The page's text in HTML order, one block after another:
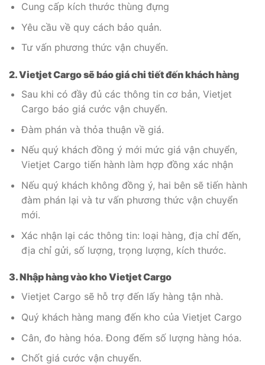
Cung cấp kích thước thùng đựng
Yêu cầu về quy cách bảo quản.
Tư vấn phương thức vận chuyển.
2. Vietjet Cargo sẽ báo giá chi tiết đến khách hàng
Sau khi có đầy đủ các thông tin cơ bản, Vietjet
Cargo báo giá cước vận chuyển.
Đàm phán và thỏa thuận về giá.
Nếu quý khách đồng ý mới mức giá vận chuyển,
Vietjet Cargo tiến hành làm hợp đồng xác nhận
Nếu quý khách không đồng ý, hai bên sẽ tiến hành
đàm phán lại và tư vấn phương thức vận chuyển
mới.
Xác nhận lại các thông tin: loại hàng, địa chỉ đến,
địa chỉ gửi, số lượng, trọng lượng, kích thước.
3. Nhập hàng vào kho Vietjet Cargo
Vietjet Cargo sẽ hỗ trợ đến lấy hàng tận nhà.
Quý khách hàng mang đến kho của Vietjet Cargo
Cân, đo hàng hóa. Đong đếm số lượng hàng hóa.
Chốt giá cước vận chuyển.